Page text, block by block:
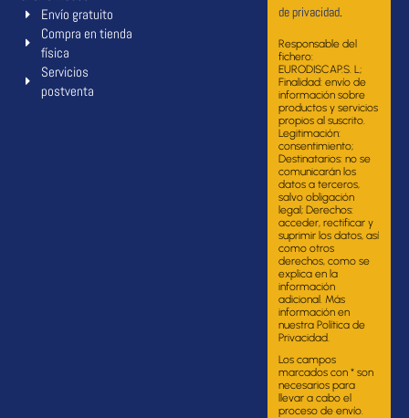
Envío gratuito
Compra en tienda
física
Servicios
postventa
de privacidad.
Responsable del
fichero:
EURODISCAP.S. L;
Finalidad: envío de
información sobre
productos y servicios
propios al suscrito.
Legitimación:
consentimiento;
Destinatarios: no se
comunicarán los
datos a terceros,
salvo obligación
legal; Derechos:
acceder, rectificar y
suprimir los datos, así
como otros
derechos, como se
explica en la
información
adicional. Más
información en
nuestra Política de
Privacidad.
Los campos
marcados con * son
necesarios para
llevar a cabo el
proceso de envío.